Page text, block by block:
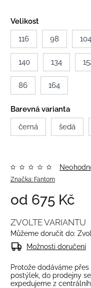
Velikost
116
98 104
140 134
86 164
Barevná varianta
černá
šedá
Značka: Fantom
od 675 Kč
ZVOLTE VARIANTU
Můžeme doručit do:
Možnosti doručení
Protože dodáváme
postýlek, do prodejny
expedujeme z